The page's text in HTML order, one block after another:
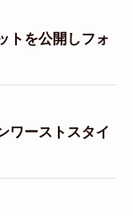
トを公開しフォ
ワーストスタイ